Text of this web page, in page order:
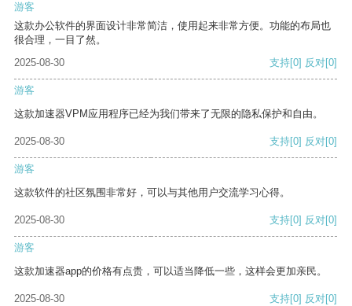
游客
这款办公软件的界面设计非常简洁，使用起来非常方便。功能的布局也
很合理，一目了然。
2025-08-30
支持[0] 反对[0]
游客
这款加速器VPM应用程序已经为我们带来了无限的隐私保护和自由。
2025-08-30 支持[0] 反对[0]
游客
这款软件的社区氛围非常好，可以与其他用户交流学习心得。
2025-08-30 支持[0] 反对[0]
游客
这款加速器app的价格有点贵，可以适当降低一些，这样会更加亲民。
2025-08-30 支持[0] 反对[0]